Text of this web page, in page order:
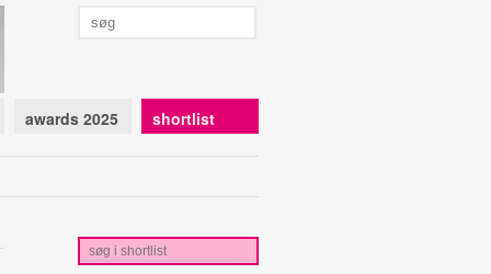
awards 2025 shortlist